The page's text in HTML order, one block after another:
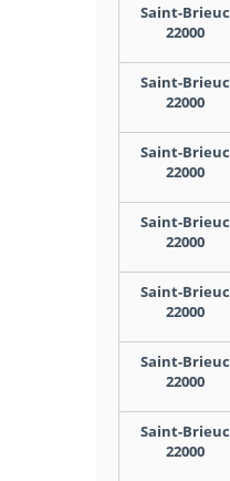
Saint-Brieuc
22000
Saint-Brieuc
22000
Saint-Brieuc
22000
Saint-Brieuc
22000
Saint-Brieuc
22000
Saint-Brieuc
22000
Saint-Brieuc
22000